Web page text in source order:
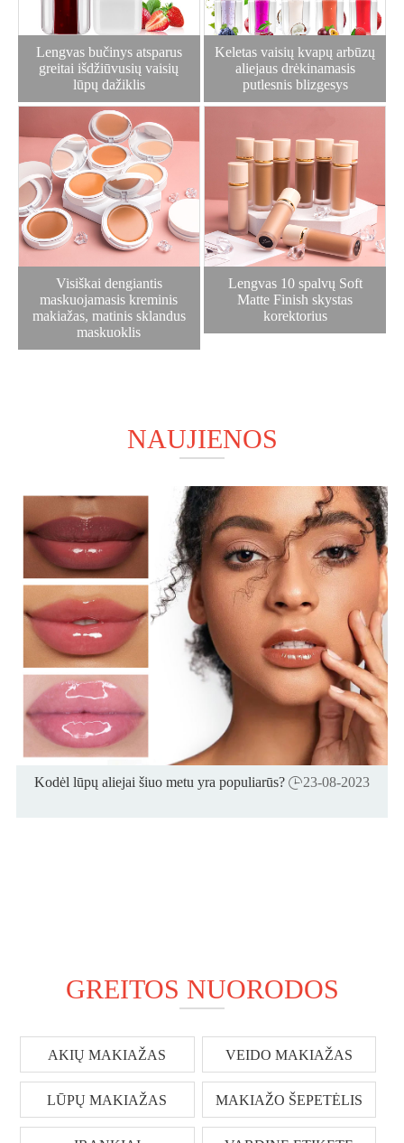
Lengvas bučinys atsparus
greitai išdžiūvusių vaisių
lūpų dažiklis
Keletas vaisių kvapų arbūzų
aliejaus drėkinamasis
putlesnis blizgesys
Visiškai dengiantis
maskuojamasis kreminis
makiažas, matinis sklandus
maskuoklis
Lengvas 10 spalvų Soft
Matte Finish skystas
korektorius
NAUJIENOS
Kodėl lūpų aliejai šiuo metu yra populiarūs? 23-08-2023
GREITOS NUORODOS
AKIŲ MAKIAŽAS VEIDO MAKIAŽAS
LŪPŲ MAKIAŽAS MAKIAŽO ŠEPETĖLIS